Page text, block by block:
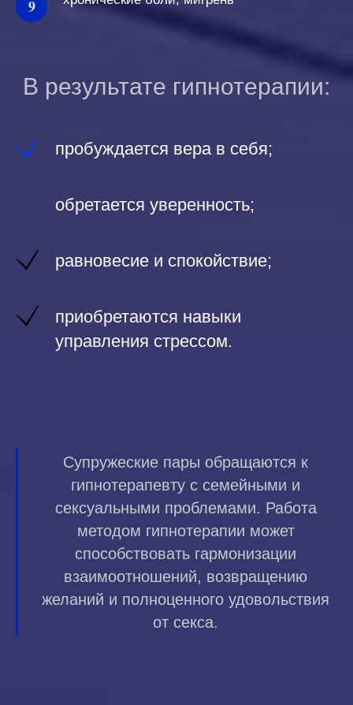
В результате гипнотерапии:
пробуждается вера в себя;
обретается уверенность;
равновесие и спокойствие;
приобретаются навыки
управления стрессом.
Супружеские пары обращаются к
гипнотерапевту с семейными и
сексуальными проблемами. Работа
методом гипнотерапии может
способствовать гармонизации
взаимоотношений, возвращению
желаний и полноценного удовольствия
от секса.